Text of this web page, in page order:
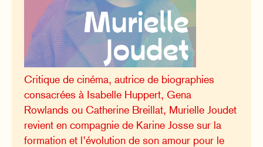
Critique de cinéma, autrice de biographies
consacrées à Isabelle Huppert, Gena
Rowlands ou Catherine Breillat, Murielle Joudet
revient en compagnie de Karine Josse sur la
formation et l’évolution de son amour pour le